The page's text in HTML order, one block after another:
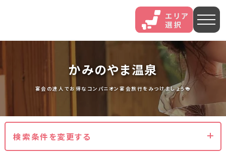
石和 伊香保 熱海
鬼怒川
いわき湯本 越後湯沢
かみのやま温泉
宴会の達人でお得なコンパニオン宴会旅行をみつけましょう🍻
検索条件を変更する